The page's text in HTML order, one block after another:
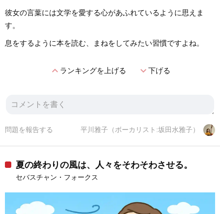
彼女の言葉には文学を愛する心があふれているように思えま
す。
息をするように本を読む、まねをしてみたい習慣ですよね。
expand_lessランキングを上げる expand_more下げる
平川雅子（ボーカリスト:坂田水雅子）
問題を報告する
夏の終わりの風は、人々をそわそわさせる。
セバスチャン・フォークス